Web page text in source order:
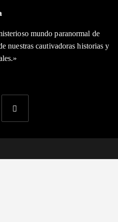
mundo paranormal de
nuestras cautivadoras historias y
abre
una